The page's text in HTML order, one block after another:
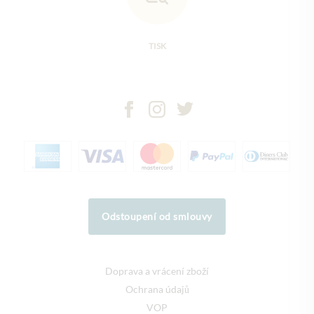
TISK
Odstoupení od smlouvy
Doprava a vrácení zboží
Ochrana údajů
VOP